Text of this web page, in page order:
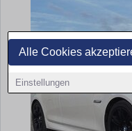
Alle Cookies
Einstellungen